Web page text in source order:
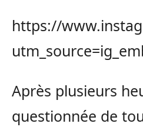
https://
Après plusieurs
questionnée de